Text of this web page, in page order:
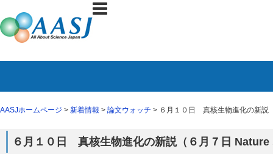
AASJホームページ > 新着情報 > 論文ウォッチ > ６月１０日 真核生物進化の新説
６月１０日 真核生物進化の新説（６月７日 Nature